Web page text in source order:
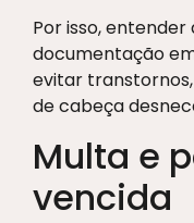
Por isso,
documentação
evitar
de cabeça
Multa e
vencida